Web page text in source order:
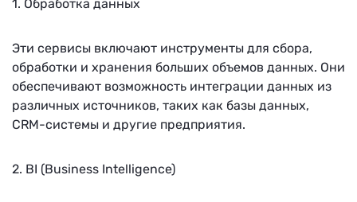
1. Обработка данных
Эти сервисы включают инструменты для сбора,
обработки и хранения больших объемов данных. Они
обеспечивают возможность интеграции данных из
различных источников, таких как базы данных,
CRM-системы и другие предприятия.
2. BI (Business Intelligence)